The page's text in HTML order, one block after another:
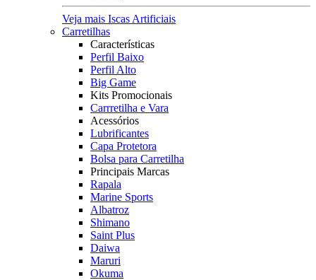
Veja mais Iscas Artificiais
Carretilhas
Características
Perfil Baixo
Perfil Alto
Big Game
Kits Promocionais
Carrretilha e Vara
Acessórios
Lubrificantes
Capa Protetora
Bolsa para Carretilha
Principais Marcas
Rapala
Marine Sports
Albatroz
Shimano
Saint Plus
Daiwa
Maruri
Okuma